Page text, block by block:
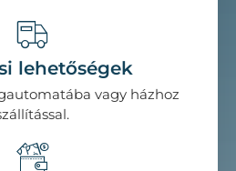
lehetőségek
vagy házhoz